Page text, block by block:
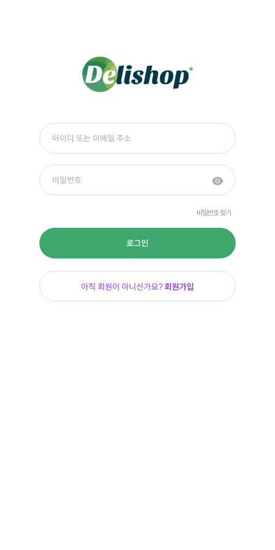
비밀번호 찾기
로그인
아직 회원이 아니신가요?회원가입